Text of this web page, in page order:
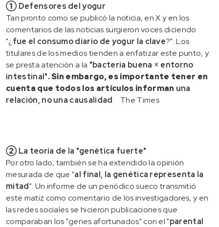
① Defensores del yogur
Tan pronto como se publicó la noticia, en X y en los
comentarios de las noticias surgieron voces diciendo
"¿ fue el consumo diario de yogur la clave?". Los
titulares de los medios tienden a enfatizar este punto, y
se presta atención a la "bacteria buena × entorno
intestinal". Sin embargo, es importante tener en
cuenta que todos los artículos informan una
relación, no una causalidad. The Times
② La teoría de la "genética fuerte"
Por otro lado, también se ha extendido la opinión
mesurada de que "al final, la genética representa la
mitad". Un informe de un periódico sueco transmitió
este matiz como comentario de los investigadores, y en
las redes sociales se hicieron publicaciones que
comparaban los "genes afortunados" con el "parental